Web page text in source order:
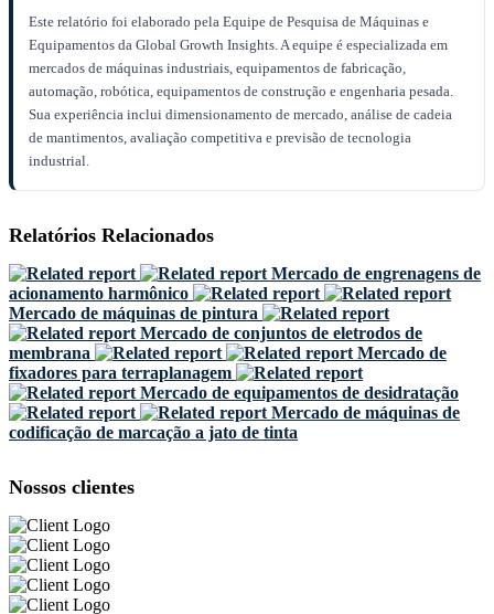
Este relatório foi elaborado pela Equipe de Pesquisa de Máquinas e
Equipamentos da Global Growth Insights. A equipe é especializada em
mercados de máquinas industriais, equipamentos de fabricação,
automação, robótica, equipamentos de construção e engenharia pesada.
Sua experiência inclui dimensionamento de mercado, análise de cadeia
de mantimentos, avaliação competitiva e previsão de tecnologia
industrial.
Relatórios Relacionados
Mercado de engrenagens de
acionamento harmônico
Mercado de máquinas de pintura
Mercado de conjuntos de eletrodos de
membrana
Mercado de
fixadores para terraplanagem
Mercado de equipamentos de desidratação
Mercado de máquinas de
codificação de marcação a jato de tinta
Nossos clientes